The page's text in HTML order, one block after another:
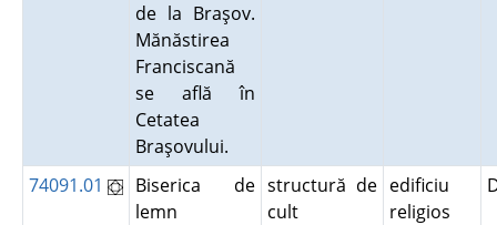
de la Braşov.
Mănăstirea
Franciscană
se află în
Cetatea
Braşovului.
74091.01
Biserica de
lemn
structură de
cult
edificiu
religios